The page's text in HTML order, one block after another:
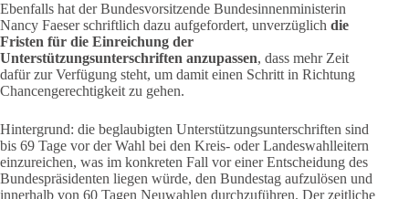
Ebenfalls hat der Bundesvorsitzende Bundesinnenministerin
Nancy Faeser schriftlich dazu aufgefordert, unverzüglich die
Fristen für die Einreichung der
Unterstützungsunterschriften anzupassen, dass mehr Zeit
dafür zur Verfügung steht, um damit einen Schritt in Richtung
Chancengerechtigkeit zu gehen.
Hintergrund: die beglaubigten Unterstützungsunterschriften sind
bis 69 Tage vor der Wahl bei den Kreis- oder Landeswahlleitern
einzureichen, was im konkreten Fall vor einer Entscheidung des
Bundespräsidenten liegen würde, den Bundestag aufzulösen und
innerhalb von 60 Tagen Neuwahlen durchzuführen. Der zeitliche